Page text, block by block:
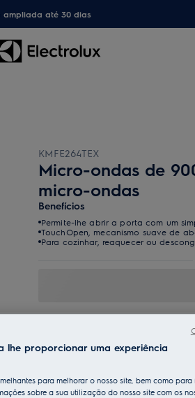
ampliada até 30 dias
KMFE264TEX
Micro-ondas de
micro-ondas
Benefícios
Permite-lhe abrir a porta com um
TouchOpen, mecanismo suave de
Para cozinhar, reaquecer ou
lhe proporcionar uma experiência
para melhorar o nosso site, bem como
sobre a sua utilização do nosso site com os